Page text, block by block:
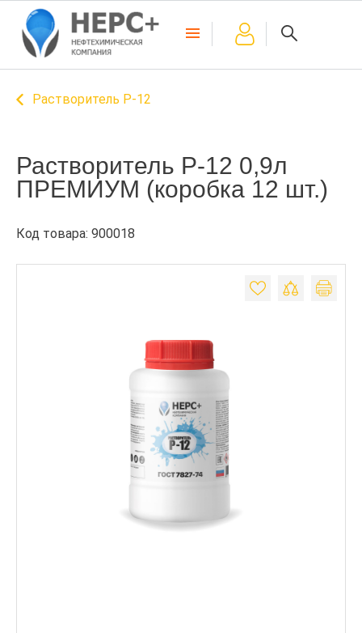
Растворитель Р-12
Растворитель Р-12 0,9л
ПРЕМИУМ (коробка 12 шт.)
Код товара: 900018